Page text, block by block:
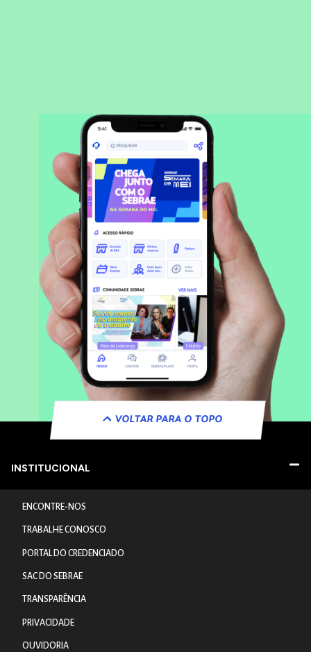
VOLTAR PARA O TOPO
INSTITUCIONAL
ENCONTRE-NOS
TRABALHE CONOSCO
PORTAL DO CREDENCIADO
SAC DO SEBRAE
TRANSPARÊNCIA
PRIVACIDADE
OUVIDORIA